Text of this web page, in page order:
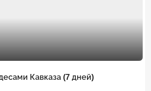
Кавказа (7 дней)